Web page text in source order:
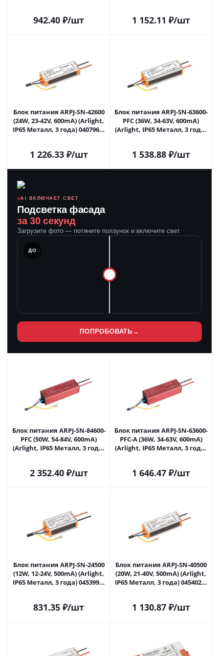
942.40 ₽/шт 1 152.11 ₽/шт
Блок питания ARPJ-SN-42600
(24W, 23-42V, 600mA) (Arlight,
IP65 Металл, 3 года) 040796 в
1 226.33₽/шт
Блок питания ARPJ-SN-63600-
PFC (36W, 34-63V, 600mA)
(Arlight, IP65 Металл, 3 года)
1 538.88₽/шт
AI ВКЛЮЧАЕТ СВЕТ
Подсветка фасада
за 30 секунд
Загрузите фото — потяните ползунок и включите свет
ДО
ПОПРОБОВАТЬ →
Блок питания ARPJ-SN-84600-
PFC (50W, 54-84V, 600mA)
(Arlight, IP65 Металл, 3 года)
2 352.40₽/шт
Блок питания ARPJ-SN-63600-
PFC-A (36W, 34-63V, 600mA)
(Arlight, IP65 Металл, 3 года)
1 646.47₽/шт
Блок питания ARPJ-SN-24500
(12W, 12-24V, 500mA) (Arlight,
IP65 Металл, 3 года) 045399 в
831.35 ₽/шт
Блок питания ARPJ-SN-40500
(20W, 21-40V, 500mA) (Arlight,
IP65 Металл, 3 года) 045402 в
1 130.87₽/шт